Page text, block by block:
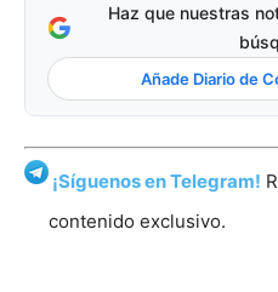
Haz que nuestras
Añade Diario de
¡Síguenos en Telegram!
contenido exclusivo.